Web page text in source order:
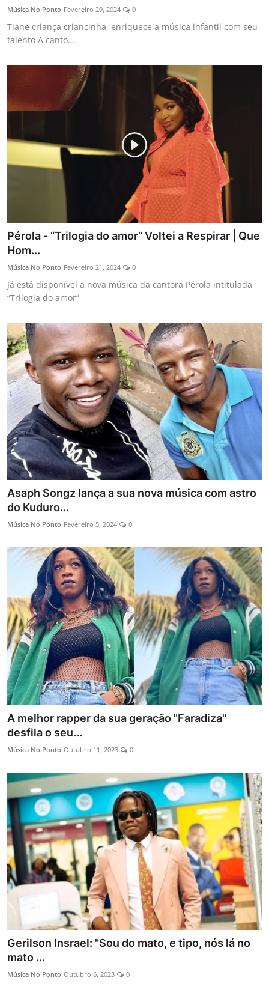
Música No Ponto Fevereiro 29, 2024 0
Tiane criança criancinha, enriquece a música infantil com seu
talento A canto...
Pérola - “Trilogia do amor” Voltei a Respirar | Que
Hom...
Música No Ponto Fevereiro 21, 2024 0
Já está disponível a nova música da cantora Pérola intitulada
“Trilogia do amor”
Asaph Songz lança a sua nova música com astro
do Kuduro...
Música No Ponto Fevereiro 5, 2024 0
A melhor rapper da sua geração "Faradiza"
desfila o seu...
Música No Ponto Outubro 11, 2023 0
Gerilson Insrael: "Sou do mato, e tipo, nós lá no
mato ...
Música No Ponto Outubro 6, 2023 0